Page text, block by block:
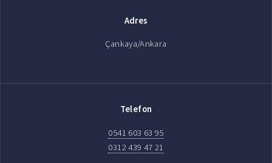
Adres
Çankaya/Ankara
Telefon
0541 603 63 95
0312 439 47 21